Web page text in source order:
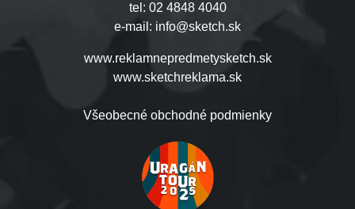
tel: 02 4848 4040
e-mail: info@sketch.sk
www.reklamnepredmetysketch.sk
www.sketchreklama.sk
Všeobecné obchodné podmienky